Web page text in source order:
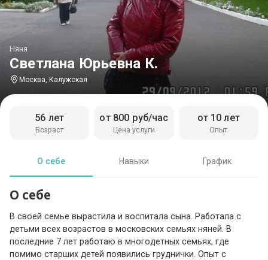
Светлана Юрьевна К.
Няня
Москва, Калужская
Возраст
56 лет
Цена услуги
от 800 руб/час
Опыт
от 10 лет
О себе Навыки График
О себе
В своей семье вырастила и воспитала сына. Работала с
детьми всех возрастов в московских семьях няней. В
последние 7 лет работаю в многодетных семьях, где
помимо старших детей появились груднички. Опыт с